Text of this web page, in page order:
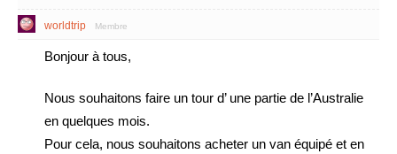
worldtrip Membre
Bonjour à tous,
Nous souhaitons faire un tour d’ une partie de l’Australie
en quelques mois.
Pour cela, nous souhaitons acheter un van équipé et en